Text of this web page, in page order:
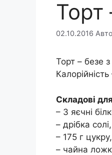
Торт
02.10.2016
Торт – безе
Складові
– 3 яєчні
– дрібка солі,
– 175 г цукру,
– чайна